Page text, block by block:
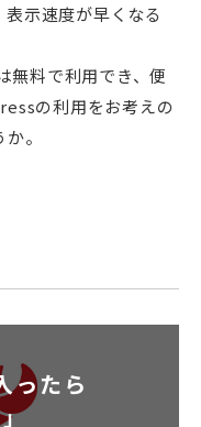
示速度が早くなる
無料で利用でき、便
の利用をお考えの
。
ったら